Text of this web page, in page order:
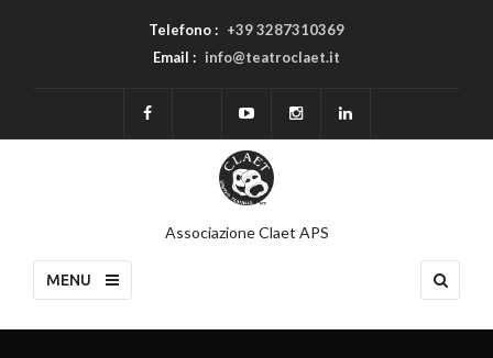
Telefono : +39 3287310369
Email : info@teatroclaet.it
Associazione Claet APS
MENU